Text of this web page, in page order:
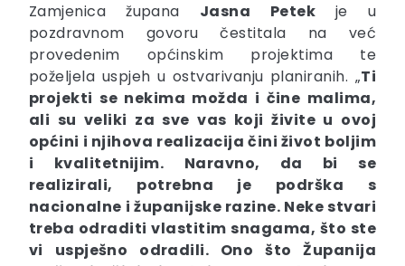
Zamjenica župana Jasna Petek je u
pozdravnom govoru čestitala na već
provedenim općinskim projektima te
poželjela uspjeh u ostvarivanju planiranih. „Ti
projekti se nekima možda i čine malima,
ali su veliki za sve vas koji živite u ovoj
općini i njihova realizacija čini život boljim
i kvalitetnijim. Naravno, da bi se
realizirali, potrebna je podrška s
nacionalne i županijske razine. Neke stvari
treba odraditi vlastitim snagama, što ste
vi uspješno odradili. Ono što Županija